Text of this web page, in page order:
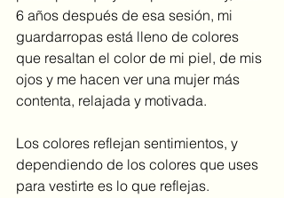
6 años después de esa sesión, mi
guardarropas está lleno de colores
que resaltan el color de mi piel, de mis
ojos y me hacen ver una mujer más
contenta, relajada y motivada.
Los colores reflejan sentimientos, y
dependiendo de los colores que uses
para vestirte es lo que reflejas.